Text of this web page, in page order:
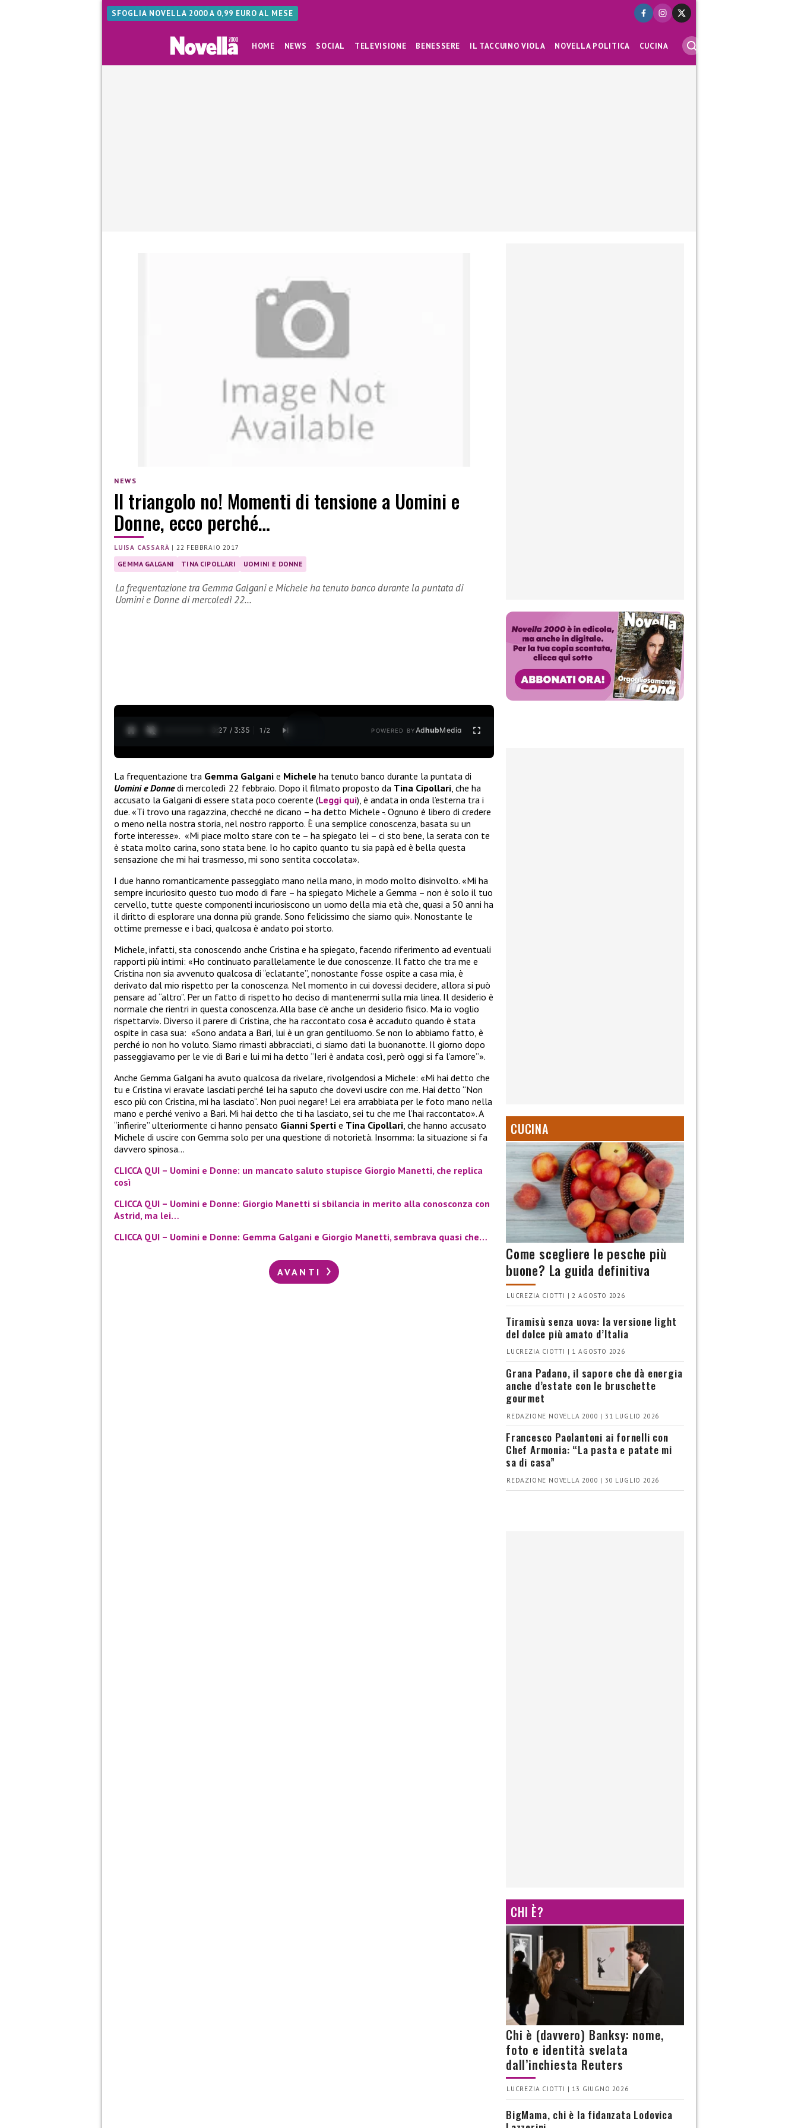
SFOGLIA NOVELLA 2000 A 0,99 EURO AL MESE
HOME NEWS SOCIAL TELEVISIONE BENESSERE IL TACCUINO VIOLA NOVELLA POLITICA CUCINA
NEWS
Il triangolo no! Momenti di tensione a Uomini e
Donne, ecco perché…
LUISA CASSARÀ | 22 FEBBRAIO 2017
GEMMA GALGANI TINA CIPOLLARI UOMINI E DONNE
La frequentazione tra Gemma Galgani e Michele ha tenuto banco durante la puntata di
Uomini e Donne di mercoledì 22…
0:28 / 3:35 1 /2 POWERED BYAdhubMedia
La frequentazione tra Gemma Galgani e Michele ha tenuto banco durante la puntata di
Uomini e Donnedi mercoledì 22 febbraio. Dopo il filmato proposto da Tina Cipollari , che ha
accusato la Galgani di essere stata poco coerente (Leggi qui), è andata in onda l’esterna tra i
due. «Ti trovo una ragazzina, checché ne dicano – ha detto Michele -. Ognuno è libero di credere
o meno nella nostra storia, nel nostro rapporto. È una semplice conoscenza, basata su un
forte interesse». «Mi piace molto stare con te – ha spiegato lei – ci sto bene, la serata con te
è stata molto carina, sono stata bene. Io ho capito quanto tu sia papà ed è bella questa
sensazione che mi hai trasmesso, mi sono sentita coccolata».
I due hanno romanticamente passeggiato mano nella mano, in modo molto disinvolto. «Mi ha
sempre incuriosito questo tuo modo di fare – ha spiegato Michele a Gemma – non è solo il tuo
cervello, tutte queste componenti incuriosiscono un uomo della mia età che, quasi a 50 anni ha
il diritto di esplorare una donna più grande. Sono felicissimo che siamo qui». Nonostante le
ottime premesse e i baci, qualcosa è andato poi storto.
Michele, infatti, sta conoscendo anche Cristina e ha spiegato, facendo riferimento ad eventuali
rapporti più intimi: «Ho continuato parallelamente le due conoscenze. Il fatto che tra me e
Cristina non sia avvenuto qualcosa di “eclatante”, nonostante fosse ospite a casa mia, è
derivato dal mio rispetto per la conoscenza. Nel momento in cui dovessi decidere, allora si può
pensare ad “altro”. Per un fatto di rispetto ho deciso di mantenermi sulla mia linea. Il desiderio è
normale che rientri in questa conoscenza. Alla base c’è anche un desiderio fisico. Ma io voglio
rispettarvi». Diverso il parere di Cristina, che ha raccontato cosa è accaduto quando è stata
ospite in casa sua: «Sono andata a Bari, lui è un gran gentiluomo. Se non lo abbiamo fatto, è
perché io non ho voluto. Siamo rimasti abbracciati, ci siamo dati la buonanotte. Il giorno dopo
passeggiavamo per le vie di Bari e lui mi ha detto “Ieri è andata così, però oggi si fa l’amore”».
Anche Gemma Galgani ha avuto qualcosa da rivelare, rivolgendosi a Michele: «Mi hai detto che
tu e Cristina vi eravate lasciati perché lei ha saputo che dovevi uscire con me. Hai detto “Non
esco più con Cristina, mi ha lasciato”. Non puoi negare! Lei era arrabbiata per le foto mano nella
mano e perché venivo a Bari. Mi hai detto che ti ha lasciato, sei tu che me l’hai raccontato». A
“infierire” ulteriormente ci hanno pensato Gianni Sperti e Tina Cipollari , che hanno accusato
Michele di uscire con Gemma solo per una questione di notorietà. Insomma: la situazione si fa
davvero spinosa…
CLICCA QUI – Uomini e Donne: un mancato saluto stupisce Giorgio Manetti, che replica
così
CLICCA QUI – Uomini e Donne: Giorgio Manetti si sbilancia in merito alla conosconza con
Astrid, ma lei…
CLICCA QUI – Uomini e Donne: Gemma Galgani e Giorgio Manetti, sembrava quasi che…
AVANTI
CUCINA
Come scegliere le pesche più
buone? La guida definitiva
LUCREZIA CIOTTI | 2 AGOSTO 2026
Tiramisù senza uova: la versione light
del dolce più amato d’Italia
LUCREZIA CIOTTI | 1 AGOSTO 2026
Grana Padano, il sapore che dà energia
anche d’estate con le bruschette
gourmet
REDAZIONE NOVELLA 2000 | 31 LUGLIO 2026
Francesco Paolantoni ai fornelli con
Chef Armonia: “La pasta e patate mi
sa di casa”
REDAZIONE NOVELLA 2000 | 30 LUGLIO 2026
CHI È?
Chi è (davvero) Banksy: nome,
foto e identità svelata
dall’inchiesta Reuters
LUCREZIA CIOTTI | 13 GIUGNO 2026
BigMama, chi è la fidanzata Lodovica